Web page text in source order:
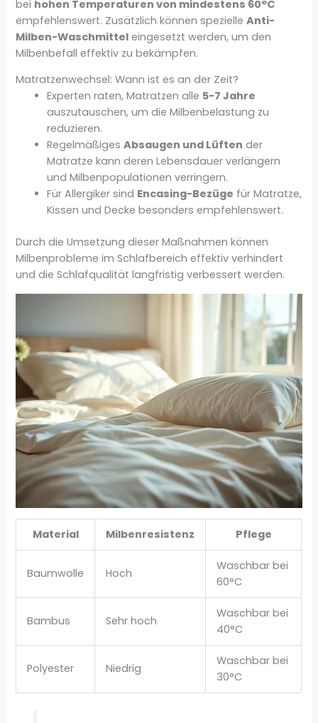
bei hohen Temperaturen von mindestens 60°C
empfehlenswert. Zusätzlich können spezielleAnti-
Milben-Waschmittel eingesetzt werden, um den
Milbenbefall effektiv zu bekämpfen.
Matratzenwechsel: Wann ist es an der Zeit?
Experten raten, Matratzen alle 5-7 Jahre
auszutauschen, um die Milbenbelastung zu
reduzieren.
RegelmäßigesAbsaugen und Lüften der
Matratze kann deren Lebensdauer verlängern
und Milbenpopulationen verringern.
Für Allergiker sind Encasing-Bezüge für Matratze,
Kissen und Decke besonders empfehlenswert.
Durch die Umsetzung dieser Maßnahmen können
Milbenprobleme im Schlafbereich effektiv verhindert
und die Schlafqualität langfristig verbessert werden.
Material Milbenresistenz Pflege
Baumwolle Hoch
Waschbar bei
60°C
Bambus Sehr hoch
Waschbar bei
40°C
Polyester Niedrig
Waschbar bei
30°C